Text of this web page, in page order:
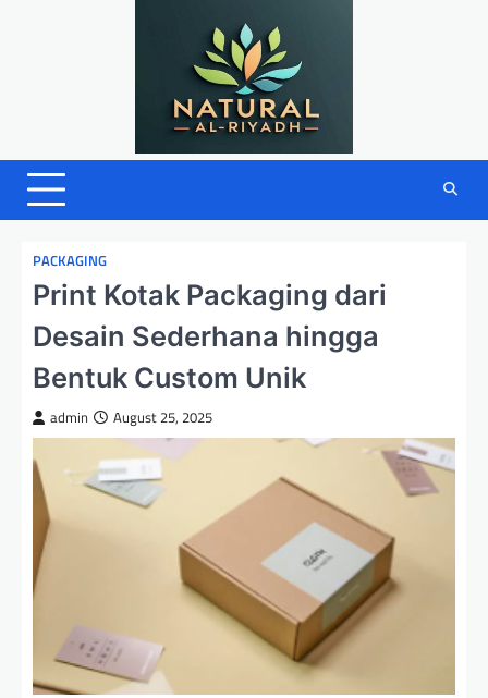
PACKAGING
Print Kotak Packaging dari
Desain Sederhana hingga
Bentuk Custom Unik
admin August 25, 2025